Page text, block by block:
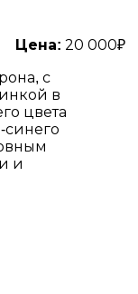
Цена: 20 000₽